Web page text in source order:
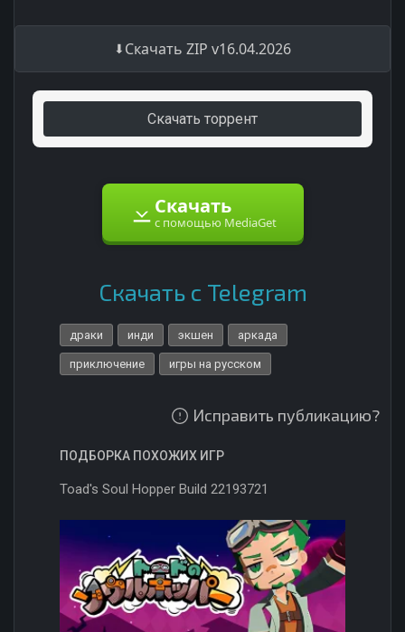
Скачать ZIP v16.04.2026
Скачать торрент
Скачать
с помощью MediaGet
Скачать с Telegram
драки инди экшен аркада
приключение игры на русском
Исправить публикацию?
ПОДБОРКА ПОХОЖИХ ИГР
Toad's Soul Hopper Build 22193721